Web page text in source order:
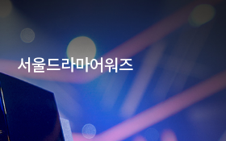
서울드라마어워즈